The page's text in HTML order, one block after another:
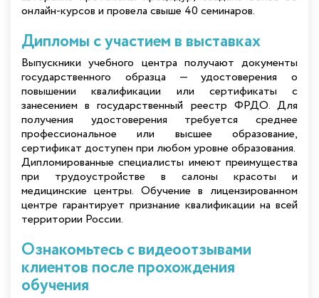
онлайн-курсов и провела свыше 40 семинаров.
Дипломы с участием в выставках
Выпускники учебного центра получают документы
государственного образца — удостоверения о
повышении квалификации или сертификаты с
занесением в государственный реестр ФРДО. Для
получения удостоверения требуется среднее
профессиональное или высшее образование,
сертификат доступен при любом уровне образования.
Дипломированные специалисты имеют преимущества
при трудоустройстве в салоны красоты и
медицинские центры. Обучение в лицензированном
центре гарантирует признание квалификации на всей
территории России.
Ознакомьтесь с видеоотзывами
клиентов после прохождения
обучения